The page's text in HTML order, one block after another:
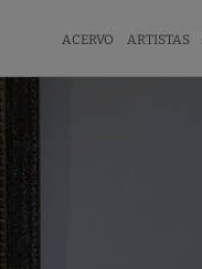
ACERVO ARTISTAS